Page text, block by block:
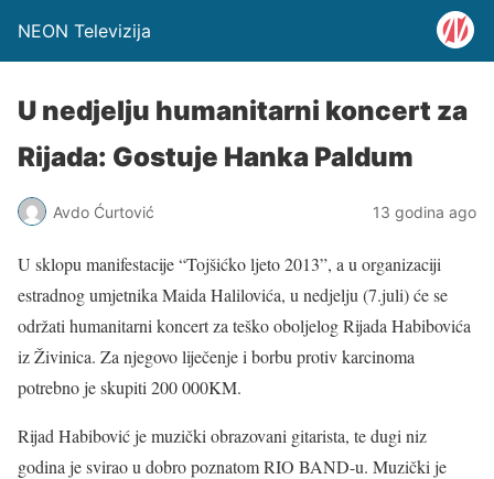
NEON Televizija
U nedjelju humanitarni koncert za
Rijada: Gostuje Hanka Paldum
Avdo Ćurtović 13 godina ago
U sklopu manifestacije “Tojšićko ljeto 2013”, a u organizaciji
estradnog umjetnika Maida Halilovića, u nedjelju (7.juli) će se
održati humanitarni koncert za teško oboljelog Rijada Habibovića
iz Živinica. Za njegovo liječenje i borbu protiv karcinoma
potrebno je skupiti 200 000KM.
Rijad Habibović je muzički obrazovani gitarista, te dugi niz
godina je svirao u dobro poznatom RIO BAND-u. Muzički je